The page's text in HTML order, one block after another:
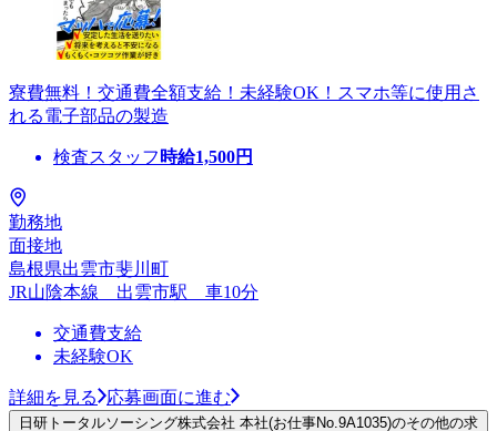
寮費無料！交通費全額支給！未経験OK！スマホ等に使用さ
れる電子部品の製造
検査スタッフ 時給1,500円
勤務地
面接地
島根県出雲市斐川町
JR山陰本線 出雲市駅 車10分
交通費支給
未経験OK
詳細を見る 応募画面に進む
日研トータルソーシング株式会社 本社(お仕事No.9A1035)のその他の求